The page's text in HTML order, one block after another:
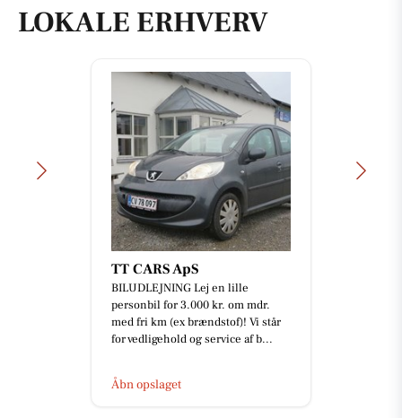
LOKALE ERHVERV
TT CARS ApS
BILUDLEJNING Lej en lille
personbil for 3.000 kr. om mdr.
med fri km (ex brændstof)! Vi står
for vedligehold og service af b...
Åbn opslaget